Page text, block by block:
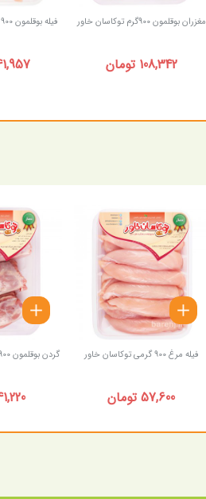
مغزران بوقلمون 900گرم توکاسان خاور
108,342 تومان
فیله بوقلمون 900 گرمی توکاسان خاور
141,957
فیله مرغ 900 گرمی توکاسان خاور
57,600 تومان
گردن بوقلمون 900 گرمی توکاسان خاور
41,220